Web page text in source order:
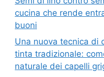
cucina che rende
buoni
Una nuova tecnica di
tinta tradizionale:
naturale dei capelli